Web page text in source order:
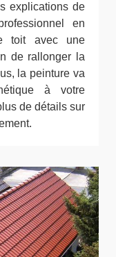
explications de
en
toit avec une
de rallonger la
la peinture va
à votre
de détails sur